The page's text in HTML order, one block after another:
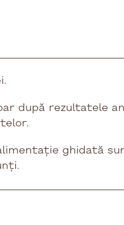
după rezultatele
ghidată